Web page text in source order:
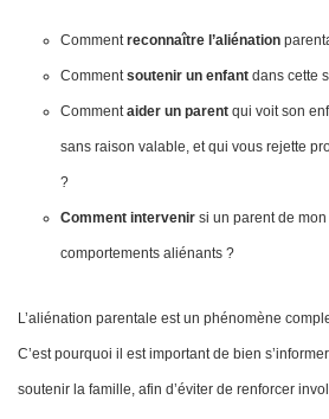
Commentreconnaître l’aliénation
Commentsoutenir un enfant dans cette
Commentaider un parent qui voit son
sans raison valable, et qui vous rejette
?
Comment intervenir si un parent de
comportements aliénants ?
L’aliénation parentale est un phénomène
C’est pourquoi il est important de bien
soutenir la famille, afin d’éviter de renforcer